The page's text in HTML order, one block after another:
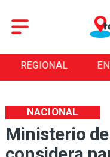
REGIONAL
Ministerio
NACIONAL